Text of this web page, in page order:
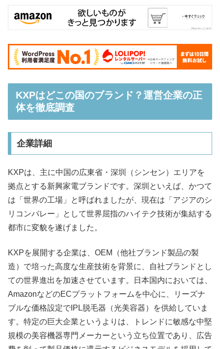
KXPはどこの国のブランド？運営企業の正
体を徹底調査
企業詳細
KXPは、主に中国の広東省・深圳（シンセン）エリアを
拠点とする新興家電ブランドです。深圳といえば、かつて
は「世界の工場」と呼ばれましたが、現在は「アジアのシ
リコンバレー」として世界屈指のハイテク技術が集結する
都市に変貌を遂げました。
KXPを展開する企業は、OEM（他社ブランド製品の製
造）で培った高度な生産技術を背景に、自社ブランドとし
ての世界進出を加速させています。日本国内においては、
AmazonなどのECプラットフォームを中心に、リーズナ
ブルな価格設定でIPL脱毛器（光美容器）を供給していま
す。特定の巨大企業というよりは、トレンドに敏感な中堅
規模の美容機器専門メーカーという立ち位置であり、広告